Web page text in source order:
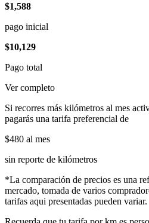
$1,588
pago inicial
$10,129
Pago total
Ver completo
Si recorres más kilómetros al mes
pagarás una tarifa preferencial de
$480 al mes
sin reporte de kilómetros
*La comparación de precios es una
mercado, tomada de varios
tarifas aqui presentadas pueden variar.